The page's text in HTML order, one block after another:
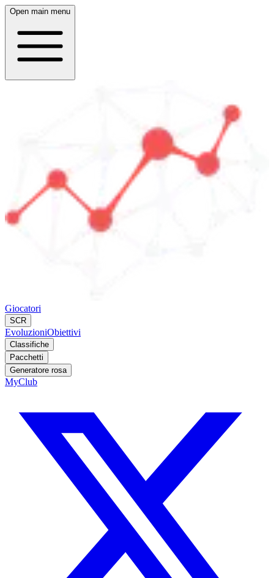
Open main menu
Giocatori
SCR
EvoluzioniObiettivi
Classifiche
Pacchetti
Generatore rosa
MyClub